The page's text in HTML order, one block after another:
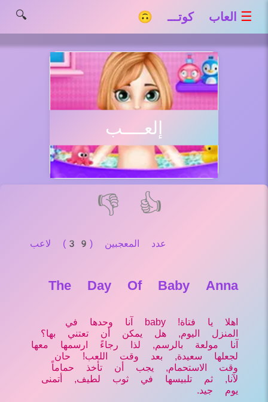
☰ العاب كوتـــ 🙃 🔍
إلعــــب
👍
👎
عدد المعجبين (39) لاعب
The Day Of Baby Anna
اهلا يا فتاة! baby آنا وحدها في
المنزل اليوم, هل يمكن أن تعتني بها؟
آنا مولعة بالرسم, لذا رجاءً ارسمها معها
لجعلها سعيدة, بعد وقت اللعب! حان
وقت الاستحمام, يجب أن تأخذ حماماً
لآنا, ثم تلبيسها في ثوب لطيف, أتمنى
يوم جيد.